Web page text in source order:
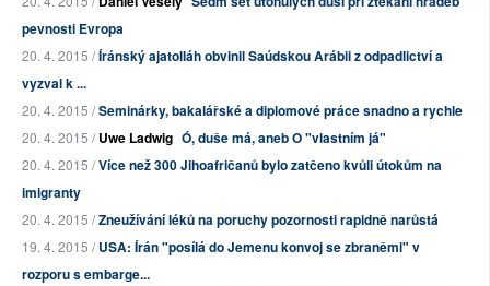
pevnosti Evropa
20. 4. 2015 /Íránský ajatolláh obvinil Saúdskou Arábii z odpadlictví a
vyzval k ...
20. 4. 2015 /Seminárky, bakalářské a diplomové práce snadno a rychle
20. 4. 2015 /Uwe Ladwig Ó, duše má, aneb O "vlastním já"
20. 4. 2015 /Více než 300 Jihoafričanů bylo zatčeno kvůli útokům na
imigranty
20. 4. 2015 /Zneužívání léků na poruchy pozornosti rapidně narůstá
19. 4. 2015 /USA: Írán "posílá do Jemenu konvoj se zbraněmi" v
rozporu s embarge...